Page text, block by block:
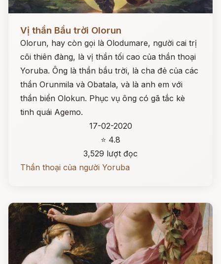
Đọc ngay
Vị thần Bầu trời Olorun
Olorun, hay còn gọi là Olodumare, người cai trị
cõi thiên đàng, là vị thần tối cao của thần thoại
Yoruba. Ông là thần bầu trời, là cha đẻ của các
thần Orunmila và Obatala, và là anh em với
thần biển Olokun. Phục vụ ông có gã tắc kè
tinh quái Agemo.
17-02-2020
⭐ 4.8
3,529 lượt đọc
Thần thoại của người Yoruba